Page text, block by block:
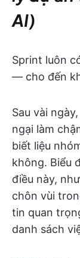
AI)
Sprint luôn
— cho đến
Sau vài
ngại làm
biết liệu
không. Biểu
điều này,
chôn vùi
tin quan
danh sách